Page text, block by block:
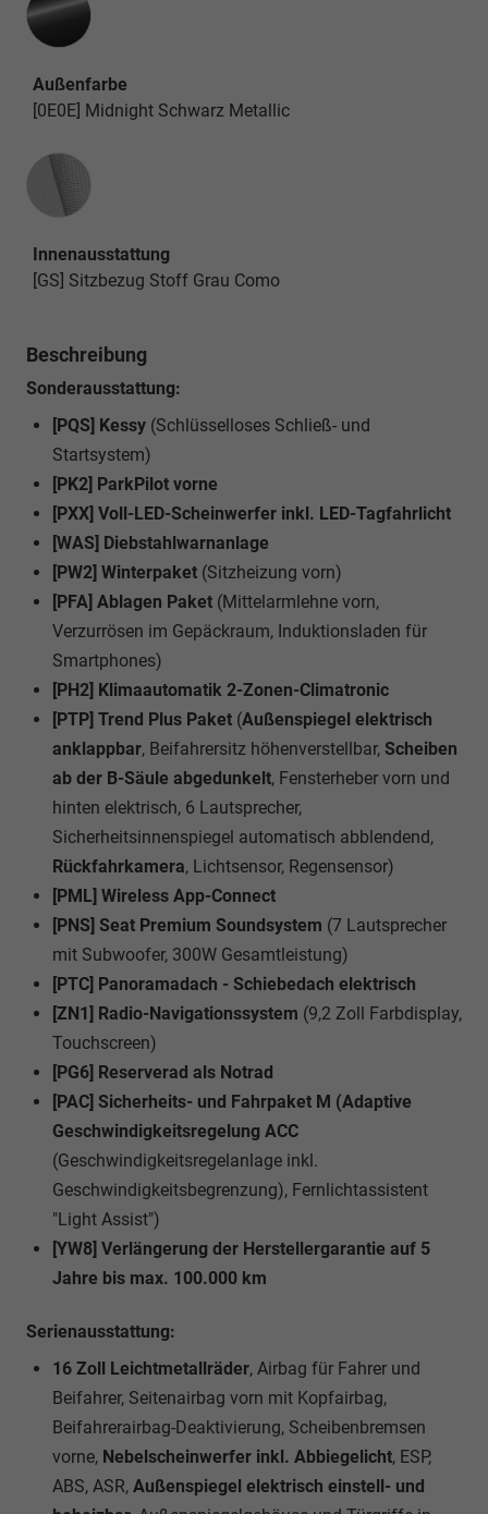
Außenfarbe
[0E0E] Midnight Schwarz Metallic
Innenausstattung
Innenausstattung
[GS] Sitzbezug Stoff Grau Como
Beschreibung
Sonderausstattung:
[PQS] Kessy (Schlüsselloses Schließ- und
Startsystem)
[PK2] ParkPilot vorne
[PXX] Voll-LED-Scheinwerfer inkl. LED-Tagfahrlicht
[WAS] Diebstahlwarnanlage
[PW2] Winterpaket (Sitzheizung vorn)
[PFA] Ablagen Paket (Mittelarmlehne vorn,
Verzurrösen im Gepäckraum, Induktionsladen für
Smartphones)
[PH2] Klimaautomatik 2-Zonen-Climatronic
[PTP] Trend Plus Paket (Außenspiegel elektrisch
anklappbar, Beifahrersitz höhenverstellbar, Scheiben
ab der B-Säule abgedunkelt, Fensterheber vorn und
hinten elektrisch, 6 Lautsprecher,
Sicherheitsinnenspiegel automatisch abblendend,
Rückfahrkamera, Lichtsensor, Regensensor)
[PML] Wireless App-Connect
[PNS] Seat Premium Soundsystem (7 Lautsprecher
mit Subwoofer, 300W Gesamtleistung)
[PTC] Panoramadach - Schiebedach elektrisch
[ZN1] Radio-Navigationssystem (9,2 Zoll Farbdisplay,
Touchscreen)
[PG6] Reserverad als Notrad
[PAC] Sicherheits- und Fahrpaket M (Adaptive
Geschwindigkeitsregelung ACC
(Geschwindigkeitsregelanlage inkl.
Geschwindigkeitsbegrenzung), Fernlichtassistent
"Light Assist")
[YW8] Verlängerung der Herstellergarantie auf 5
Jahre bis max. 100.000 km
Serienausstattung:
16 Zoll Leichtmetallräder, Airbag für Fahrer und
Beifahrer, Seitenairbag vorn mit Kopfairbag,
Beifahrerairbag-Deaktivierung, Scheibenbremsen
vorne, Nebelscheinwerfer inkl. Abbiegelicht, ESP,
ABS, ASR, Außenspiegel elektrisch einstell- und